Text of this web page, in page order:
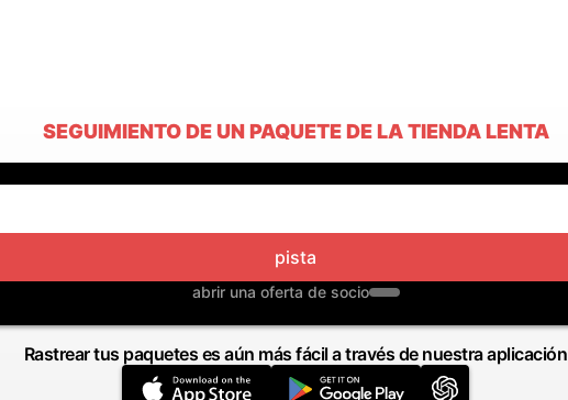
SEGUIMIENTO DE UN PAQUETE DE LA TIENDA LENTA
pista
abrir una oferta de socio
Rastrear tus paquetes es aún más fácil a través de nuestra aplicación